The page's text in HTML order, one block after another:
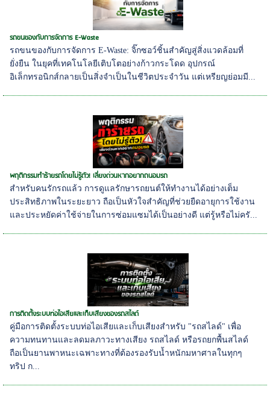
รถขนของกับการจัดการ E-Waste
รถขนของกับการจัดการ E-Waste: จิ๊กซอว์ชิ้นสำคัญสู่สิ่งแวดล้อมที่
ยั่งยืน ในยุคที่เทคโนโลยีเติบโตอย่างก้าวกระโดด อุปกรณ์
อิเล็กทรอนิกส์กลายเป็นสิ่งจำเป็นในชีวิตประจำวัน แต่เหรียญย่อมมี...
พฤติกรรมทำร้ายรถโดยไม่รู้ตัว! เลี่ยงด่วนหากอยากถนอมรถ
สำหรับคนรักรถแล้ว การดูแลรักษารถยนต์ให้ทำงานได้อย่างเต็ม
ประสิทธิภาพในระยะยาว ถือเป็นหัวใจสำคัญที่ช่วยยืดอายุการใช้งาน
และประหยัดค่าใช้จ่ายในการซ่อมแซมได้เป็นอย่างดี แต่รู้หรือไม่ครั...
การติดตั้งระบบท่อไอเสียและเก็บเสียงของรถสไลด์
คู่มือการติดตั้งระบบท่อไอเสียและเก็บเสียงสำหรับ "รถสไลด์" เพื่อ
ความทนทานและลดมลภาวะทางเสียง รถสไลด์ หรือรถยกพื้นสไลด์
ถือเป็นยานพาหนะเฉพาะทางที่ต้องรองรับน้ำหนักมหาศาลในทุกๆ
ทริป ก...